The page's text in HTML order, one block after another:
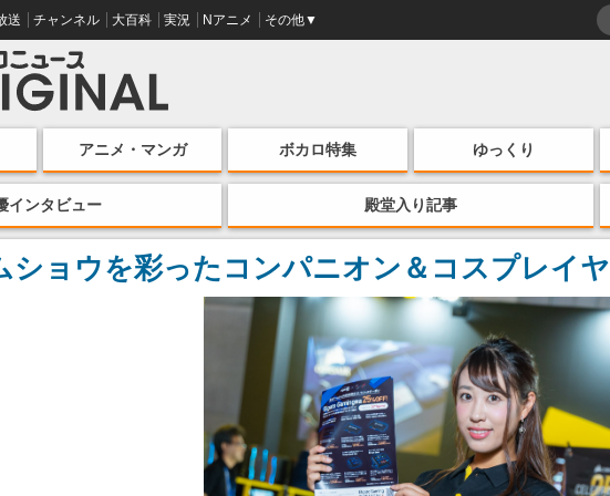
送 チャンネル 大百科 実況 Nアニメ その他▼
アニメ・マンガ ボカロ特集 ゆっくり
インタビュー 殿堂入り記事
ショウを彩ったコンパニオン＆コスプレイヤ